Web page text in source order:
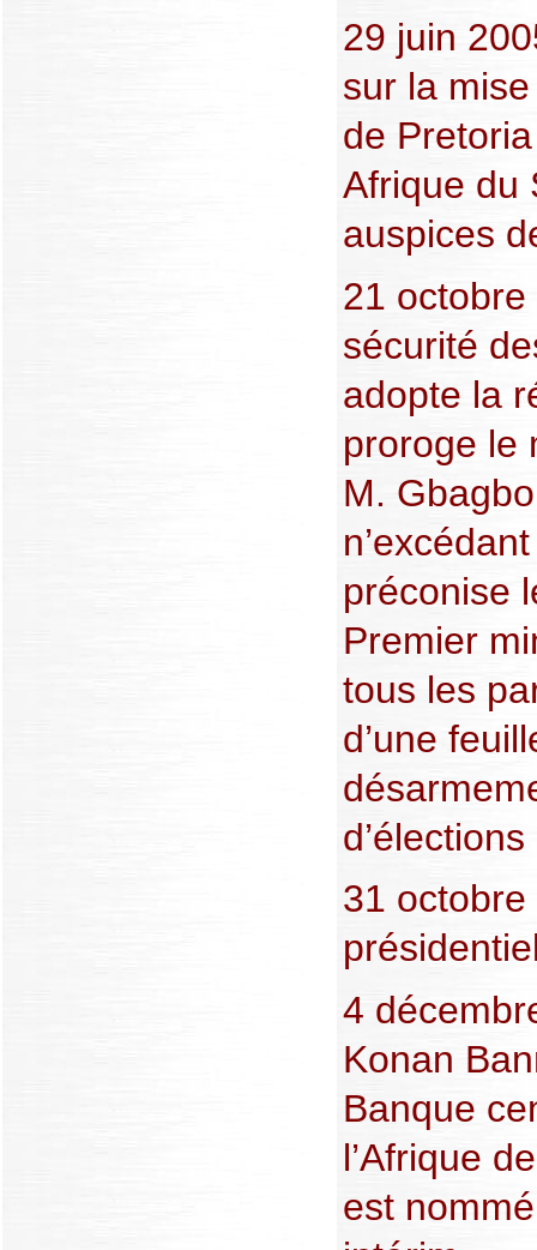
29 juin
sur la
de
Afrique du
auspices
21
sécurité
adopte la
proroge le
M.
préconise
Premier
tous les
d’une
31
4
Konan
Banque
l’Afrique
est